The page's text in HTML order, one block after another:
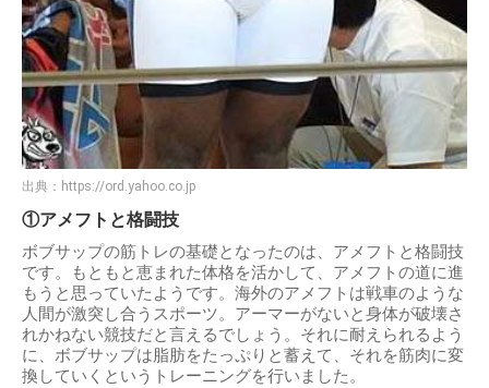
出典： https://ord.yahoo.co.jp
①アメフトと格闘技
ボブサップの筋トレの基礎となったのは、アメフトと格闘技
です。もともと恵まれた体格を活かして、アメフトの道に進
もうと思っていたようです。海外のアメフトは戦車のような
人間が激突し合うスポーツ。アーマーがないと身体が破壊さ
れかねない競技だと言えるでしょう。それに耐えられるよう
に、ボブサップは脂肪をたっぷりと蓄えて、それを筋肉に変
換していくというトレーニングを行いました。